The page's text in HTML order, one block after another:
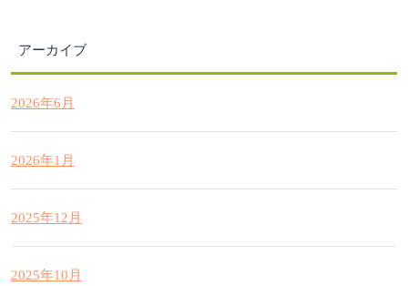
アーカイブ
2026年6月
2026年1月
2025年12月
2025年10月